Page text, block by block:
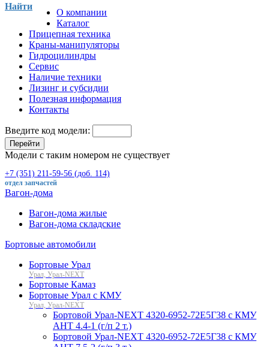
Найти
О компании
Каталог
Прицепная техника
Краны-манипуляторы
Гидроцилиндры
Сервис
Наличие техники
Лизинг и субсидии
Полезная информация
Контакты
Введите код модели:
Перейти
Модели с таким номером не существует
+7 (351) 211-59-56 (доб. 114)
отдел запчастей
Вагон-дома
Вагон-дома жилые
Вагон-дома складские
Бортовые автомобили
Бортовые Урал
Урал, Урал-NEXT
Бортовые Камаз
Бортовые Урал с КМУ
Урал, Урал-NEXT
Бортовой Урал-NEXT 4320-6952-72Е5Г38 с КМУ
АНТ 4.4-1 (г/п 2 т.)
Бортовой Урал-NEXT 4320-6952-72Е5Г38 с КМУ